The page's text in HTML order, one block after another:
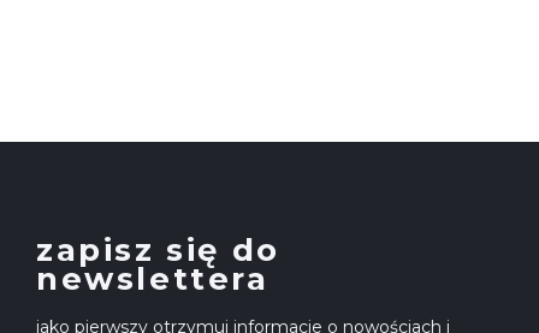
zapisz się do
newslettera
jako pierwszy otrzymuj informacje o nowościach i